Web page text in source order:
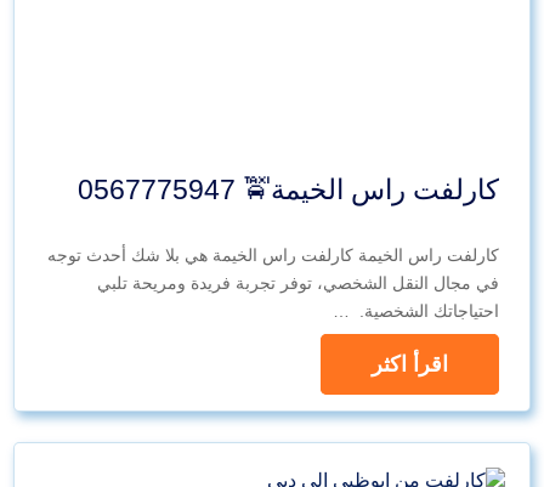
كارلفت راس الخيمة🚖 0567775947
كارلفت راس الخيمة كارلفت راس الخيمة هي بلا شك أحدث توجه
في مجال النقل الشخصي، توفر تجربة فريدة ومريحة تلبي
احتياجاتك الشخصية. …
اقرأ اكثر